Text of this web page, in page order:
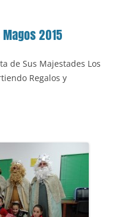
2015
de Sus Majestades Los
Regalos y